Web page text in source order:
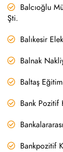
Balcıoğlu
Şti.
Balıkesir
Balnak
Baltaş
Bank Pozitif
Bankpozitif